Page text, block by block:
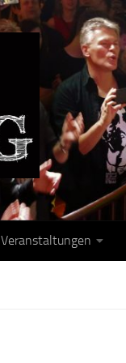
Veranstaltungen